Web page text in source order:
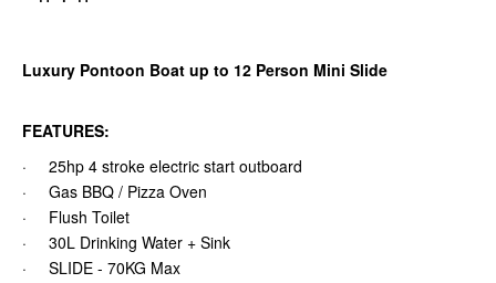
Luxury Pontoon Boat up to 12 Person Mini Slide
FEATURES:
· 25hp 4 stroke electric start outboard
· Gas BBQ / Pizza Oven
· Flush Toilet
· 30L Drinking Water + Sink
· SLIDE - 70KG Max